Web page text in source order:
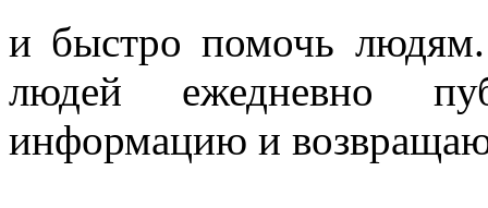
и быстро помочь
людей ежедневно
информацию и